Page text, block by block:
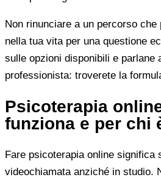
Non rinunciare a un percorso
nella tua vita per una questione
sulle opzioni disponibili e parlane
professionista: troverete la
Psicoterapia
funziona e per chi
Fare psicoterapia online significa
videochiamata anziché in studio.